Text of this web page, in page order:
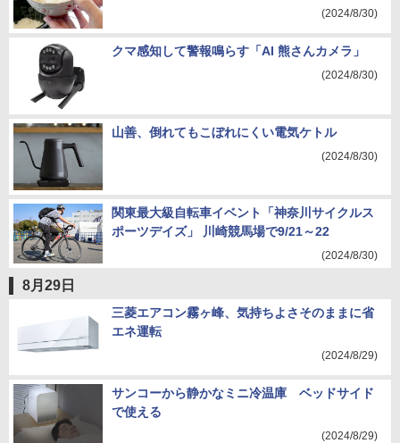
(2024/8/30)
クマ感知して警報鳴らす「AI 熊さんカメラ」
(2024/8/30)
山善、倒れてもこぼれにくい電気ケトル
(2024/8/30)
関東最大級自転車イベント「神奈川サイクルス
ポーツデイズ」 川崎競馬場で9/21～22
(2024/8/30)
8月29日
三菱エアコン霧ヶ峰、気持ちよさそのままに省
エネ運転
(2024/8/29)
サンコーから静かなミニ冷温庫 ベッドサイド
で使える
(2024/8/29)